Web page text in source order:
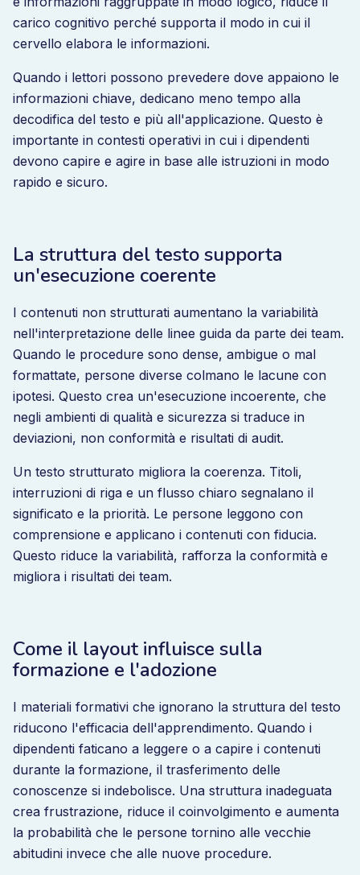
carico cognitivo perché supporta il modo in cui il
cervello elabora le informazioni.
Quando i lettori possono prevedere dove appaiono le
informazioni chiave, dedicano meno tempo alla
decodifica del testo e più all'applicazione. Questo è
importante in contesti operativi in cui i dipendenti
devono capire e agire in base alle istruzioni in modo
rapido e sicuro.
La struttura del testo supporta
un'esecuzione coerente
I contenuti non strutturati aumentano la variabilità
nell'interpretazione delle linee guida da parte dei team.
Quando le procedure sono dense, ambigue o mal
formattate, persone diverse colmano le lacune con
ipotesi. Questo crea un'esecuzione incoerente, che
negli ambienti di qualità e sicurezza si traduce in
deviazioni, non conformità e risultati di audit.
Un testo strutturato migliora la coerenza. Titoli,
interruzioni di riga e un flusso chiaro segnalano il
significato e la priorità. Le persone leggono con
comprensione e applicano i contenuti con fiducia.
Questo riduce la variabilità, rafforza la conformità e
migliora i risultati dei team.
Come il layout influisce sulla
formazione e l'adozione
I materiali formativi che ignorano la struttura del testo
riducono l'efficacia dell'apprendimento. Quando i
dipendenti faticano a leggere o a capire i contenuti
durante la formazione, il trasferimento delle
conoscenze si indebolisce. Una struttura inadeguata
crea frustrazione, riduce il coinvolgimento e aumenta
la probabilità che le persone tornino alle vecchie
abitudini invece che alle nuove procedure.